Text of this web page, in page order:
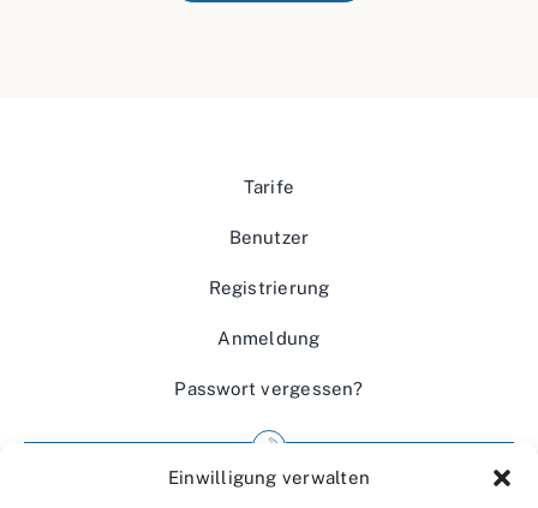
Einwilligung verwalten
Tarife
Benutzer
Registrierung
Anmeldung
Passwort vergessen?